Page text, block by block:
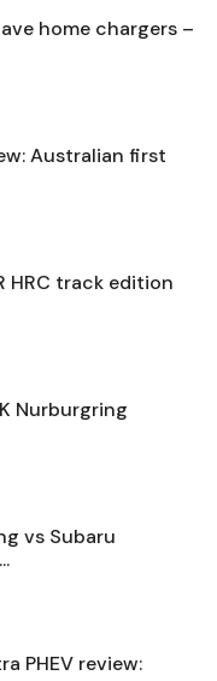
home chargers –
Australian first
HRC track edition
Nurburgring
vs Subaru
PHEV review: